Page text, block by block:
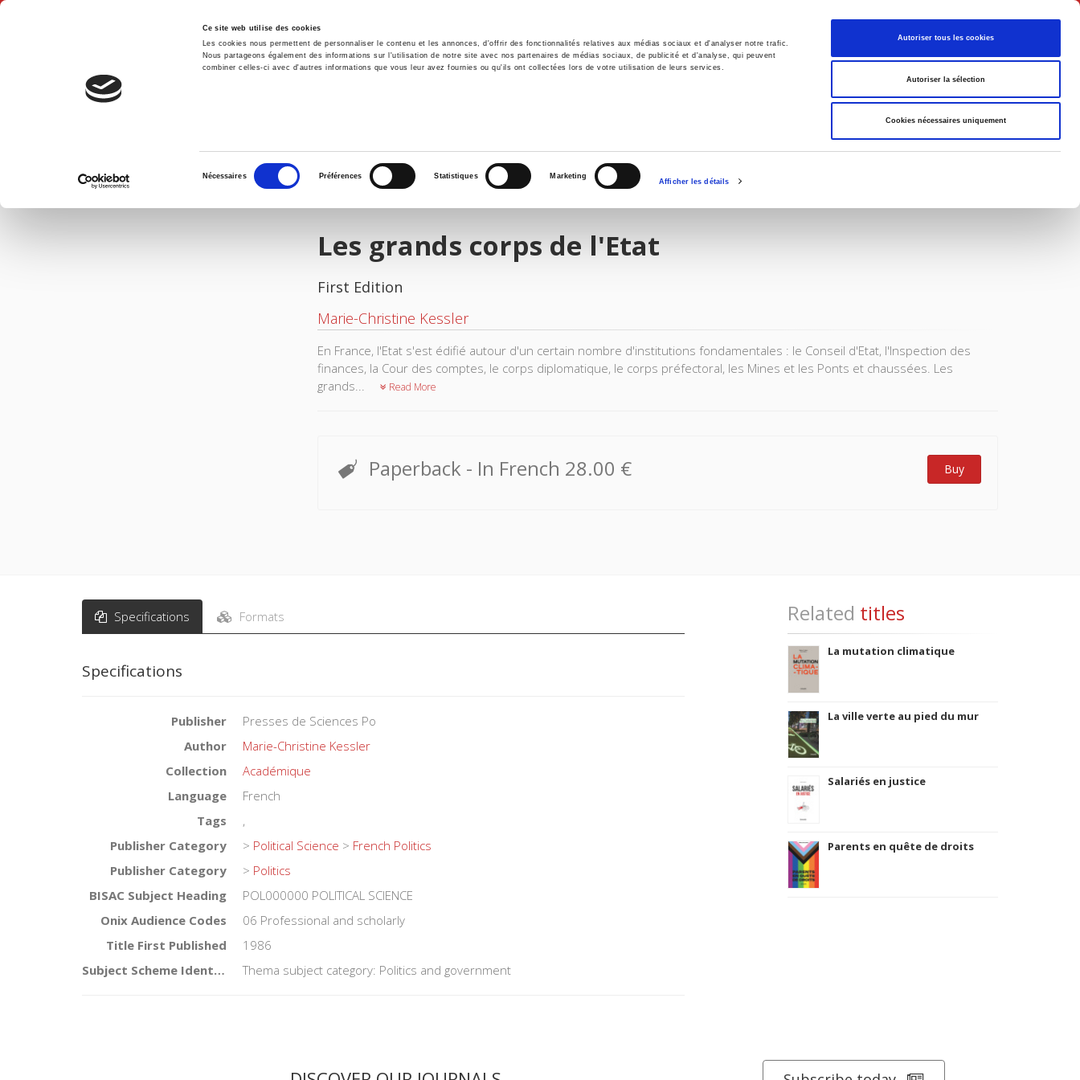
Ce site web utilise des cookies
Les cookies nous permettent de personnaliser le contenu et les annonces, d'offrir des fonctionnalités relatives aux médias sociaux et d'analyser notre trafic.
Nous partageons également des informations sur l'utilisation de notre site avec nos partenaires de médias sociaux, de publicité et d'analyse, qui peuvent
combiner celles-ci avec d'autres informations que vous leur avez fournies ou qu'ils ont collectées lors de votre utilisation de leurs services.
consentement
Nécessaires Préférences Statistiques Marketing
Afficher les détails
Autoriser tous les cookies
Autoriser la sélection
Cookies nécessaires uniquement
English
Home Environment History International Politics
IMAGES
Les grands corps de l'Etat
First Edition
Marie-Christine Kessler
En France, l'Etat s'est édifié autour d'un certain nombre d'institutions fondamentales : le Conseil d'Etat, l'Inspection des
finances, la Cour des comptes, le corps diplomatique, le corps préfectoral, les Mines et les Ponts et chaussées. Les
grands...
Read More
Paperback - In French 28.00 € Buy
Publisher
Presses de Sciences Po
Author
Marie-Christine Kessler
Collection
Académique
Language
French
Tags
,
Publisher Category
> Political Science
Publisher Category
>Politics
BISAC Subject Heading
POL000000 POLITICAL SCIENCE
Onix Audience Codes
06 Professional and scholarly
Title First Published
1986
Relatedtitles